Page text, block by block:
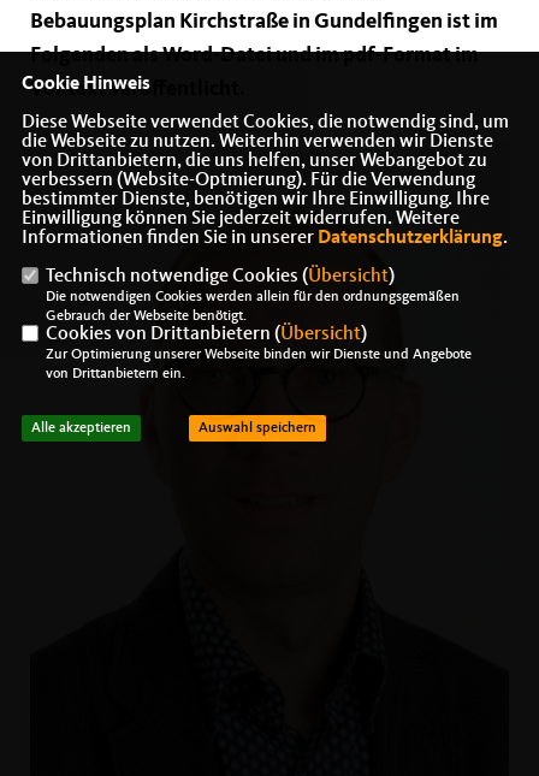
Bebauungsplan Kirchstraße in Gundelfingen ist im
Folgenden als Word-Datei und im pdf-Format im
Volltext veröffentlicht.
Cookie Hinweis
Diese Webseite verwendet Cookies, die notwendig sind, um
die Webseite zu nutzen. Weiterhin verwenden wir Dienste
von Drittanbietern, die uns helfen, unser Webangebot zu
verbessern (Website-Optmierung). Für die Verwendung
bestimmter Dienste, benötigen wir Ihre Einwilligung. Ihre
Einwilligung können Sie jederzeit widerrufen. Weitere
Informationen finden Sie in unserer Datenschutzerklärung.
Technisch notwendige Cookies (Übersicht)
Die notwendigen Cookies werden allein für den ordnungsgemäßen
Gebrauch der Webseite benötigt.
Cookies von Drittanbietern (Übersicht)
Zur Optimierung unserer Webseite binden wir Dienste und Angebote
von Drittanbietern ein.
Alle akzeptieren Auswahl speichern